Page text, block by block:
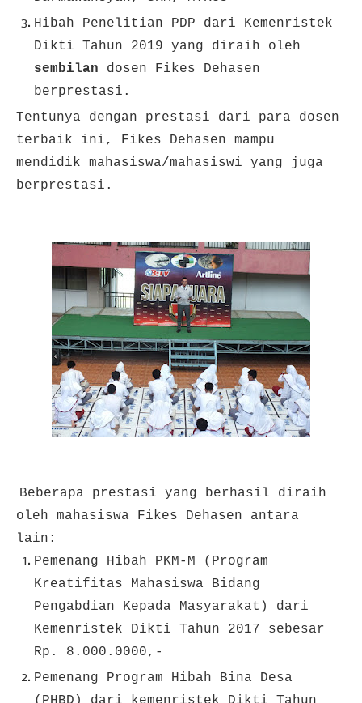
Hibah Penelitian PDP dari Kemenristek
Dikti Tahun 2019 yang diraih oleh
sembilan dosen Fikes Dehasen
berprestasi.
Tentunya dengan prestasi dari para dosen
terbaik ini, Fikes Dehasen mampu
mendidik mahasiswa/mahasiswi yang juga
berprestasi.
Beberapa prestasi yang berhasil diraih
oleh mahasiswa Fikes Dehasen antara
lain:
Pemenang Hibah PKM-M (Program
Kreatifitas Mahasiswa Bidang
Pengabdian Kepada Masyarakat) dari
Kemenristek Dikti Tahun 2017 sebesar
Rp. 8.000.0000,-
Pemenang Program Hibah Bina Desa